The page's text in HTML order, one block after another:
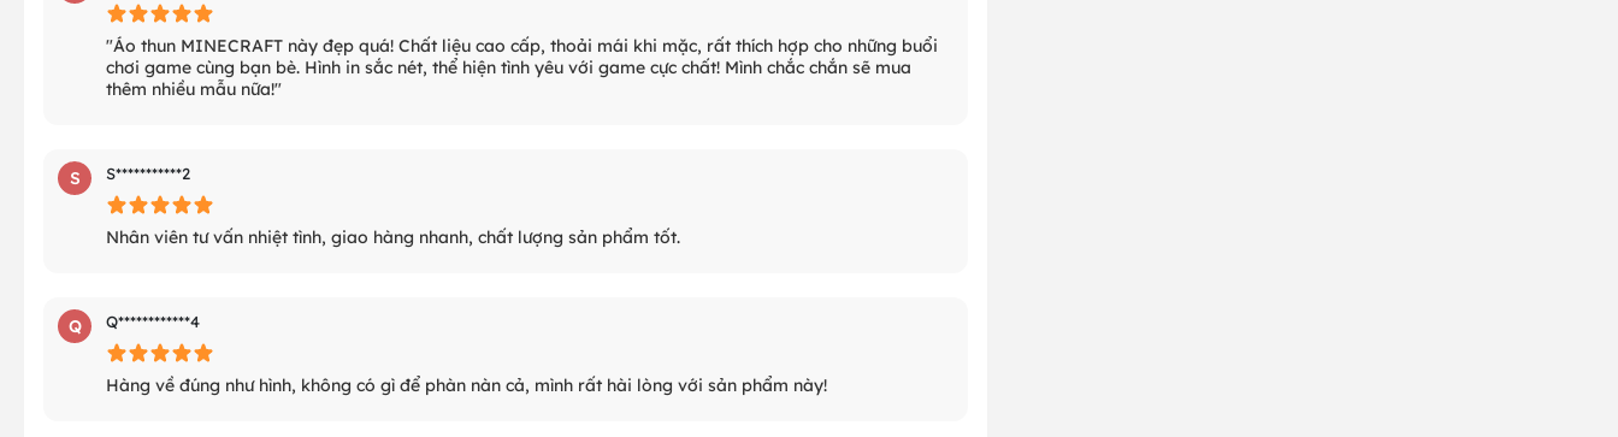
"Áo thun MINECRAFT này đẹp quá! Chất liệu cao cấp, thoải mái khi mặc, rất thích hợp cho những buổi
chơi game cùng bạn bè. Hình in sắc nét, thể hiện tình yêu với game cực chất! Mình chắc chắn sẽ mua
thêm nhiều mẫu nữa!"
S S***********2
Nhân viên tư vấn nhiệt tình, giao hàng nhanh, chất lượng sản phẩm tốt.
Q Q************4
Hàng về đúng như hình, không có gì để phàn nàn cả, mình rất hài lòng với sản phẩm này!